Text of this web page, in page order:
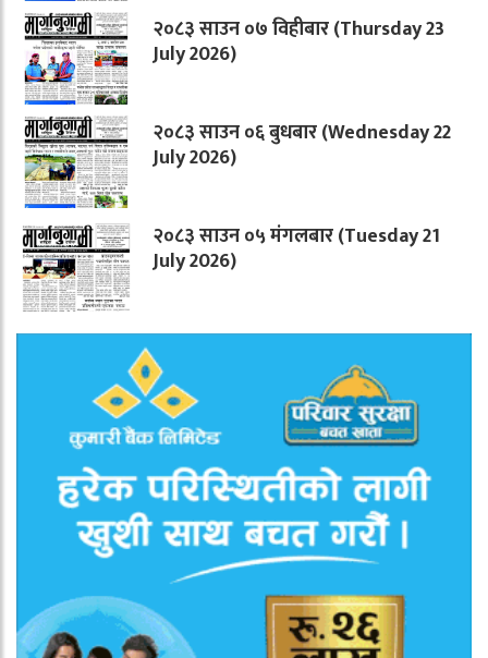
२०८३ साउन ०७ विहीबार (Thursday 23
July 2026)
२०८३ साउन ०६ बुधबार (Wednesday 22
July 2026)
२०८३ साउन ०५ मंगलबार (Tuesday 21
July 2026)